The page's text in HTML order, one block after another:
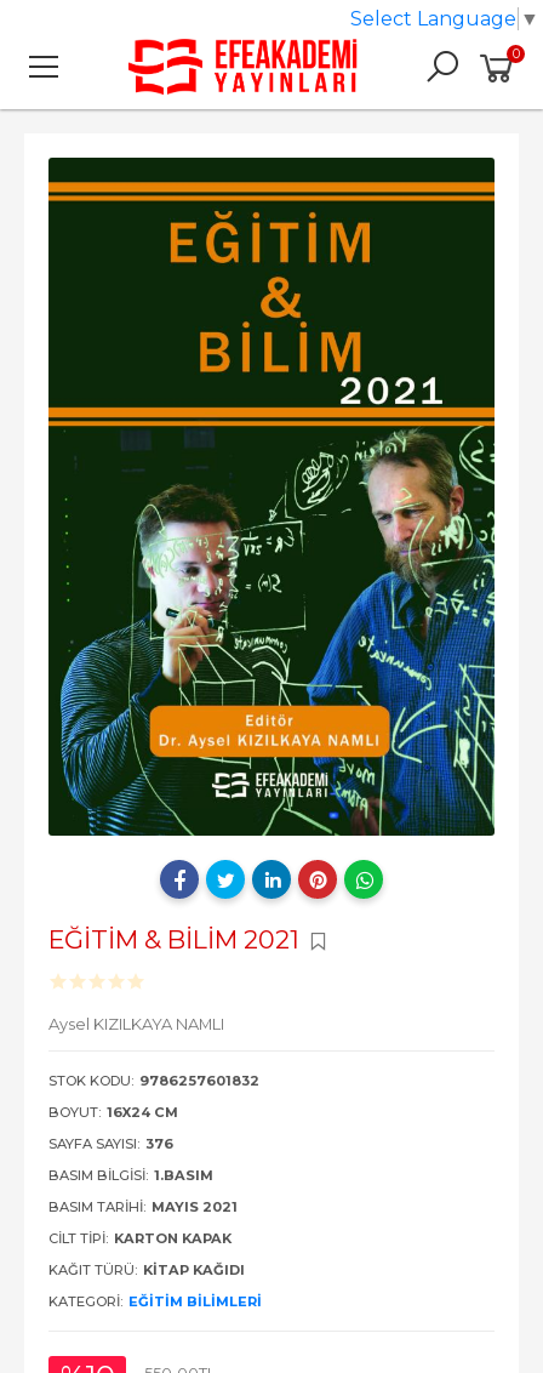
0
EĞİTİM & BİLİM 2021
Aysel KIZILKAYA NAMLI
STOK KODU: 9786257601832
BOYUT: 16X24 CM
SAYFA SAYISI: 376
BASIM BILGISI: 1.BASIM
BASIM TARIHI: MAYIS 2021
CILT TIPI: KARTON KAPAK
KAĞIT TÜRÜ: KITAP KAĞIDI
KATEGORI: EĞITIM BILIMLERI
Select Language ▼